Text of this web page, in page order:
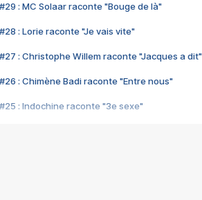
#29 : MC Solaar raconte "Bouge de là"
#28 : Lorie raconte "Je vais vite"
#27 : Christophe Willem raconte "Jacques a dit"
#26 : Chimène Badi raconte "Entre nous"
#25 : Indochine raconte "3e sexe"